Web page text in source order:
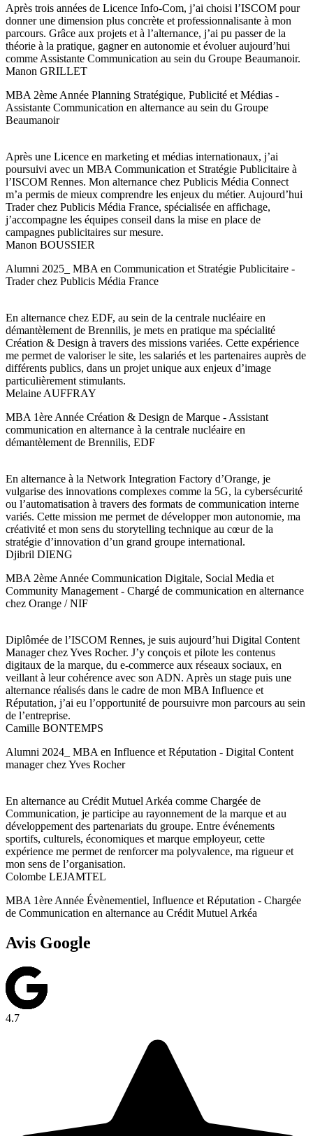
Après trois années de Licence Info-Com, j’ai choisi l’ISCOM pour
donner une dimension plus concrète et professionnalisante à mon
parcours. Grâce aux projets et à l’alternance, j’ai pu passer de la
théorie à la pratique, gagner en autonomie et évoluer aujourd’hui
comme Assistante Communication au sein du Groupe Beaumanoir.
Manon GRILLET
MBA 2ème Année Planning Stratégique, Publicité et Médias -
Assistante Communication en alternance au sein du Groupe
Beaumanoir
Après une Licence en marketing et médias internationaux, j’ai
poursuivi avec un MBA Communication et Stratégie Publicitaire à
l’ISCOM Rennes. Mon alternance chez Publicis Média Connect
m’a permis de mieux comprendre les enjeux du métier. Aujourd’hui
Trader chez Publicis Média France, spécialisée en affichage,
j’accompagne les équipes conseil dans la mise en place de
campagnes publicitaires sur mesure.
Manon BOUSSIER
Alumni 2025_ MBA en Communication et Stratégie Publicitaire -
Trader chez Publicis Média France
En alternance chez EDF, au sein de la centrale nucléaire en
démantèlement de Brennilis, je mets en pratique ma spécialité
Création & Design à travers des missions variées. Cette expérience
me permet de valoriser le site, les salariés et les partenaires auprès de
différents publics, dans un projet unique aux enjeux d’image
particulièrement stimulants.
Melaine AUFFRAY
MBA 1ère Année Création & Design de Marque - Assistant
communication en alternance à la centrale nucléaire en
démantèlement de Brennilis, EDF
En alternance à la Network Integration Factory d’Orange, je
vulgarise des innovations complexes comme la 5G, la cybersécurité
ou l’automatisation à travers des formats de communication interne
variés. Cette mission me permet de développer mon autonomie, ma
créativité et mon sens du storytelling technique au cœur de la
stratégie d’innovation d’un grand groupe international.
Djibril DIENG
MBA 2ème Année Communication Digitale, Social Media et
Community Management - Chargé de communication en alternance
chez Orange / NIF
Diplômée de l’ISCOM Rennes, je suis aujourd’hui Digital Content
Manager chez Yves Rocher. J’y conçois et pilote les contenus
digitaux de la marque, du e-commerce aux réseaux sociaux, en
veillant à leur cohérence avec son ADN. Après un stage puis une
alternance réalisés dans le cadre de mon MBA Influence et
Réputation, j’ai eu l’opportunité de poursuivre mon parcours au sein
de l’entreprise.
Camille BONTEMPS
Alumni 2024_ MBA en Influence et Réputation - Digital Content
manager chez Yves Rocher
En alternance au Crédit Mutuel Arkéa comme Chargée de
Communication, je participe au rayonnement de la marque et au
développement des partenariats du groupe. Entre événements
sportifs, culturels, économiques et marque employeur, cette
expérience me permet de renforcer ma polyvalence, ma rigueur et
mon sens de l’organisation.
Colombe LEJAMTEL
MBA 1ère Année Évènementiel, Influence et Réputation - Chargée
de Communication en alternance au Crédit Mutuel Arkéa
Avis Google
4.7